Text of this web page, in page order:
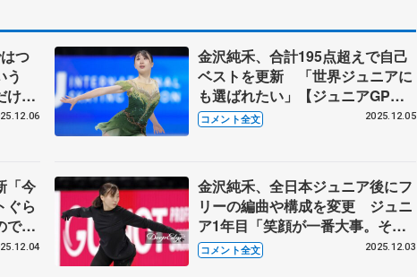
つ
う
けは
GP
金沢純禾、合計195点超えで自己
ベストを更新 「世界ジュニアに
も選ばれたい」【ジュニアGPフ
ァイナル女子フリー】
コメント全文 2025.12.05
「今
ぐら
で。
」
金沢純禾、全日本ジュニア後にフ
リーの編曲や構成を変更 ジュニ
ア1年目「笑顔が一番大事。そこ
だけは負けません」 【ジュニア
GPファイナル公式練習】
コメント全文 2025.12.03